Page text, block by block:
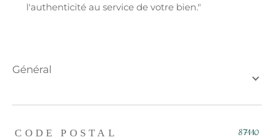
l'authenticité au service de votre bien."
général
TRAD_ZEPHYR_Caracteristique TRAD_ZEPHYR_Valeurs
CODE POSTAL 87110